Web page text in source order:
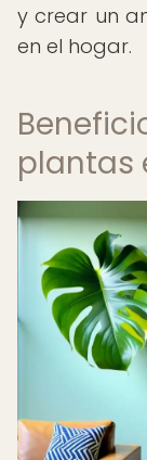
y crear un
en el hogar.
plantas